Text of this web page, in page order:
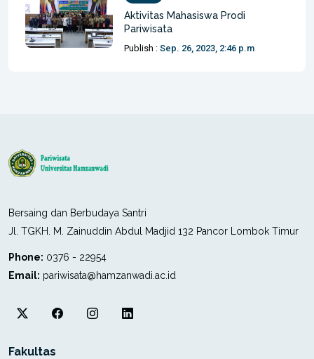
Aktivitas Mahasiswa Prodi
Pariwisata
Publish :Sep. 26, 2023, 2:46 p.m
Bersaing dan Berbudaya Santri
Jl. TGKH. M. Zainuddin Abdul Madjid 132 Pancor Lombok Timur
Phone: 0376 - 22954
Email: pariwisata@hamzanwadi.ac.id
Fakultas